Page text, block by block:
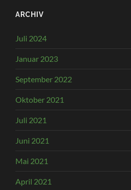
ARCHIV
Juli 2024
Januar 2023
September 2022
Oktober 2021
Juli 2021
Juni 2021
Mai 2021
April 2021